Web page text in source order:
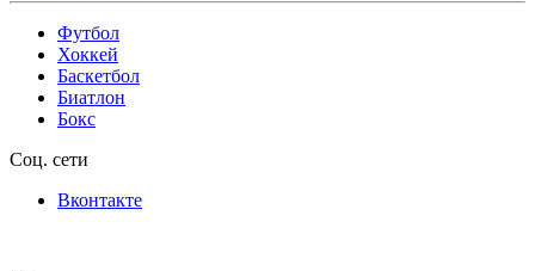
Футбол
Хоккей
Баскетбол
Биатлон
Бокс
Соц. сети
Вконтакте